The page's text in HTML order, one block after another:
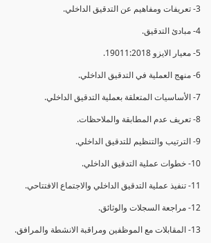
3- تعريفات ومفاهيم عن التدقيق الداخلي.
4- مبادئ التدقيق.
5- معيار الايزو 19011:2018.
6- منهج العملية في التدقيق الداخلي.
7- الأساسيات المتعلقة بعملية التدقيق الداخلي.
8- تعريف عدم المطابقة والملاحظات.
9- الترتيب والتنظيم للتدقيق الداخلي.
10- خطوات عملية التدقيق الداخلي.
11- تنفيذ عملية التدقيق الداخلي والاجتماع الافتتاحي.
12- مراجعة السجلات والوثائق.
13- المقابلات مع الموظفين ومراقبة الانشطة والمرافق.